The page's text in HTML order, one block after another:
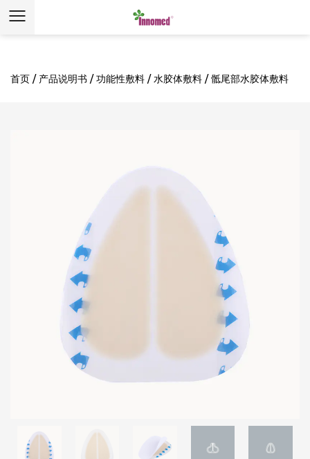
首页 / 产品说明书 /功能性敷料 /水胶体敷料 /骶尾部水胶体敷料